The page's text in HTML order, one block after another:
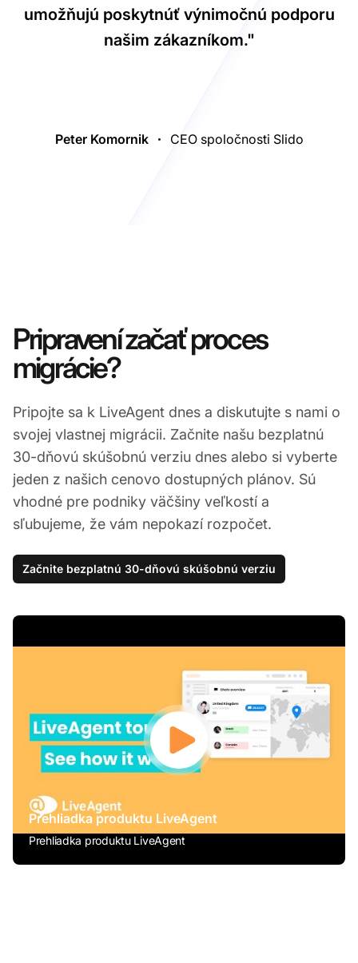
umožňujú poskytnúť výnimočnú podporu
našim zákazníkom."
Peter Komornik CEO spoločnosti Slido
Prehliadka produktu LiveAgent
Prehliadka produktu LiveAgent
Pripravení začať proces
migrácie?
Pripojte sa k LiveAgent dnes a diskutujte s nami o
svojej vlastnej migrácii. Začnite našu bezplatnú
30-dňovú skúšobnú verziu dnes alebo si vyberte
jeden z našich cenovo dostupných plánov. Sú
vhodné pre podniky väčšiny veľkostí a
sľubujeme, že vám nepokazí rozpočet.
Začnite bezplatnú 30-dňovú skúšobnú verziu